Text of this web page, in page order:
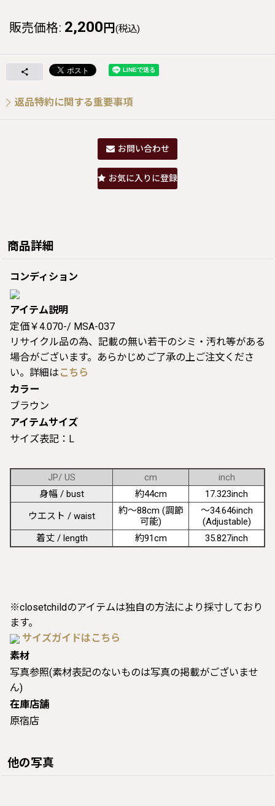
販売価格: 2,200 円 (税込)
返品特約に関する重要事項
お問い合わせ
お気に入りに登録
商品詳細
コンディション
アイテム説明
定価￥4.070-/ MSA-037
リサイクル品の為、記載の無い若干のシミ・汚れ等がある
場合がございます。あらかじめご了承の上ご注文くださ
い。詳細は こちら
カラー
ブラウン
アイテムサイズ
サイズ表記：L
JP/ US cm
inch
身幅 / bust
約44cm
17.323inch
ウエスト / waist
約〜88cm (調節
可能)
〜34.646inch
(Adjustable)
着丈 / length
約91cm 35.827inch
※closetchildのアイテムは独自の方法により採寸しており
ます。
サイズガイドはこちら
素材
写真参照(素材表記のないものは写真の掲載がございませ
ん)
在庫店舗
原宿店
他の写真